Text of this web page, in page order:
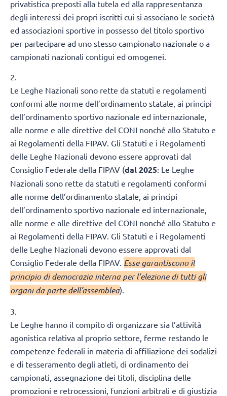
privatistica preposti alla tutela ed alla rappresentanza
degli interessi dei propri iscritti cui si associano le società
ed associazioni sportive in possesso del titolo sportivo
per partecipare ad uno stesso campionato nazionale o a
campionati nazionali contigui ed omogenei.
2.
Le Leghe Nazionali sono rette da statuti e regolamenti
conformi alle norme dell’ordinamento statale, ai principi
dell’ordinamento sportivo nazionale ed internazionale,
alle norme e alle direttive del CONI nonché allo Statuto e
ai Regolamenti della FIPAV. Gli Statuti e i Regolamenti
delle Leghe Nazionali devono essere approvati dal
Consiglio Federale della FIPAV (dal 2025: Le Leghe
Nazionali sono rette da statuti e regolamenti conformi
alle norme dell’ordinamento statale, ai principi
dell’ordinamento sportivo nazionale ed internazionale,
alle norme e alle direttive del CONI nonché allo Statuto e
ai Regolamenti della FIPAV. Gli Statuti e i Regolamenti
delle Leghe Nazionali devono essere approvati dal
Consiglio Federale della FIPAV. Esse garantiscono il
principio di democrazia interna per l’elezione di tutti gli
organi da parte dell’assemblea).
3.
Le Leghe hanno il compito di organizzare sia l’attività
agonistica relativa al proprio settore, ferme restando le
competenze federali in materia di affiliazione dei sodalizi
e di tesseramento degli atleti, di ordinamento dei
campionati, assegnazione dei titoli, disciplina delle
promozioni e retrocessioni, funzioni arbitrali e di giustizia